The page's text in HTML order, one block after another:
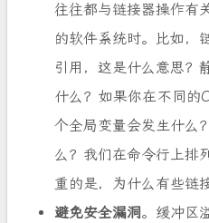
往往都与链接器操作有
的软件系统时。比如，
引用，这是什么意思？
什么？如果你在不同的
个全局变量会发生什么
么？我们在命令行上排
重的是，为什么有些链
避免安全漏洞。缓冲区